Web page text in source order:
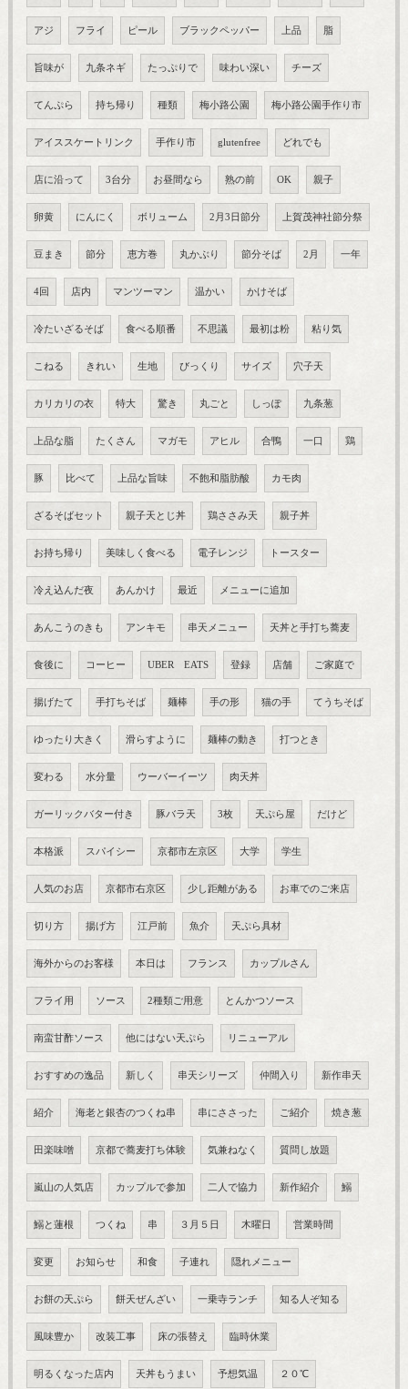
アジ フライ ピール ブラックペッパー 上品 脂
旨味が 九条ネギ たっぷりで 味わい深い チーズ
てんぷら 持ち帰り 種類 梅小路公園 梅小路公園手作り市
アイススケートリンク 手作り市 glutenfree どれでも
店に沿って 3台分 お昼間なら 熟の前 OK 親子
卵黄 にんにく ボリューム 2月3日節分 上賀茂神社節分祭
豆まき 節分 恵方巻 丸かぶり 節分そば 2月 一年
4回 店内 マンツーマン 温かい かけそば
冷たいざるそば 食べる順番 不思議 最初は粉 粘り気
こねる きれい 生地 びっくり サイズ 穴子天
カリカリの衣 特大 驚き 丸ごと しっぽ 九条葱
上品な脂 たくさん マガモ アヒル 合鴨 一口 鶏
豚 比べて 上品な旨味 不飽和脂肪酸 カモ肉
ざるそばセット 親子天とじ丼 鶏ささみ天 親子丼
お持ち帰り 美味しく食べる 電子レンジ トースター
冷え込んだ夜 あんかけ 最近 メニューに追加
あんこうのきも アンキモ 串天メニュー 天丼と手打ち蕎麦
食後に コーヒー UBER EATS 登録 店舗 ご家庭で
揚げたて 手打ちそば 麺棒 手の形 猫の手 てうちそば
ゆったり大きく 滑らすように 麺棒の動き 打つとき
変わる 水分量 ウーバーイーツ 肉天丼
ガーリックバター付き 豚バラ天 3枚 天ぷら屋 だけど
本格派 スパイシー 京都市左京区 大学 学生
人気のお店 京都市右京区 少し距離がある お車でのご来店
切り方 揚げ方 江戸前 魚介 天ぷら具材
海外からのお客様 本日は フランス カップルさん
フライ用 ソース 2種類ご用意 とんかつソース
南蛮甘酢ソース 他にはない天ぷら リニューアル
おすすめの逸品 新しく 串天シリーズ 仲間入り 新作串天
紹介 海老と銀杏のつくね串 串にささった ご紹介 焼き葱
田楽味噌 京都で蕎麦打ち体験 気兼ねなく 質問し放題
嵐山の人気店 カップルで参加 二人で協力 新作紹介 鰯
鰯と蓮根 つくね 串 ３月５日 木曜日 営業時間
変更 お知らせ 和食 子連れ 隠れメニュー
お餅の天ぷら 餅天ぜんざい 一乗寺ランチ 知る人ぞ知る
風味豊か 改装工事 床の張替え 臨時休業
明るくなった店内 天丼もうまい 予想気温 ２０℃